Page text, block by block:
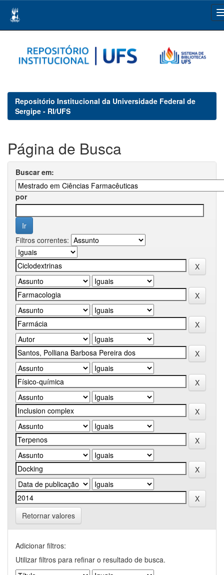
navigation
Repositório Institucional da Universidade Federal de
Sergipe - RI/UFS
Página de Busca
Buscar em:
por
Filtros correntes:
Retornar valores
Adicionar filtros:
Utilizar filtros para refinar o resultado de busca.